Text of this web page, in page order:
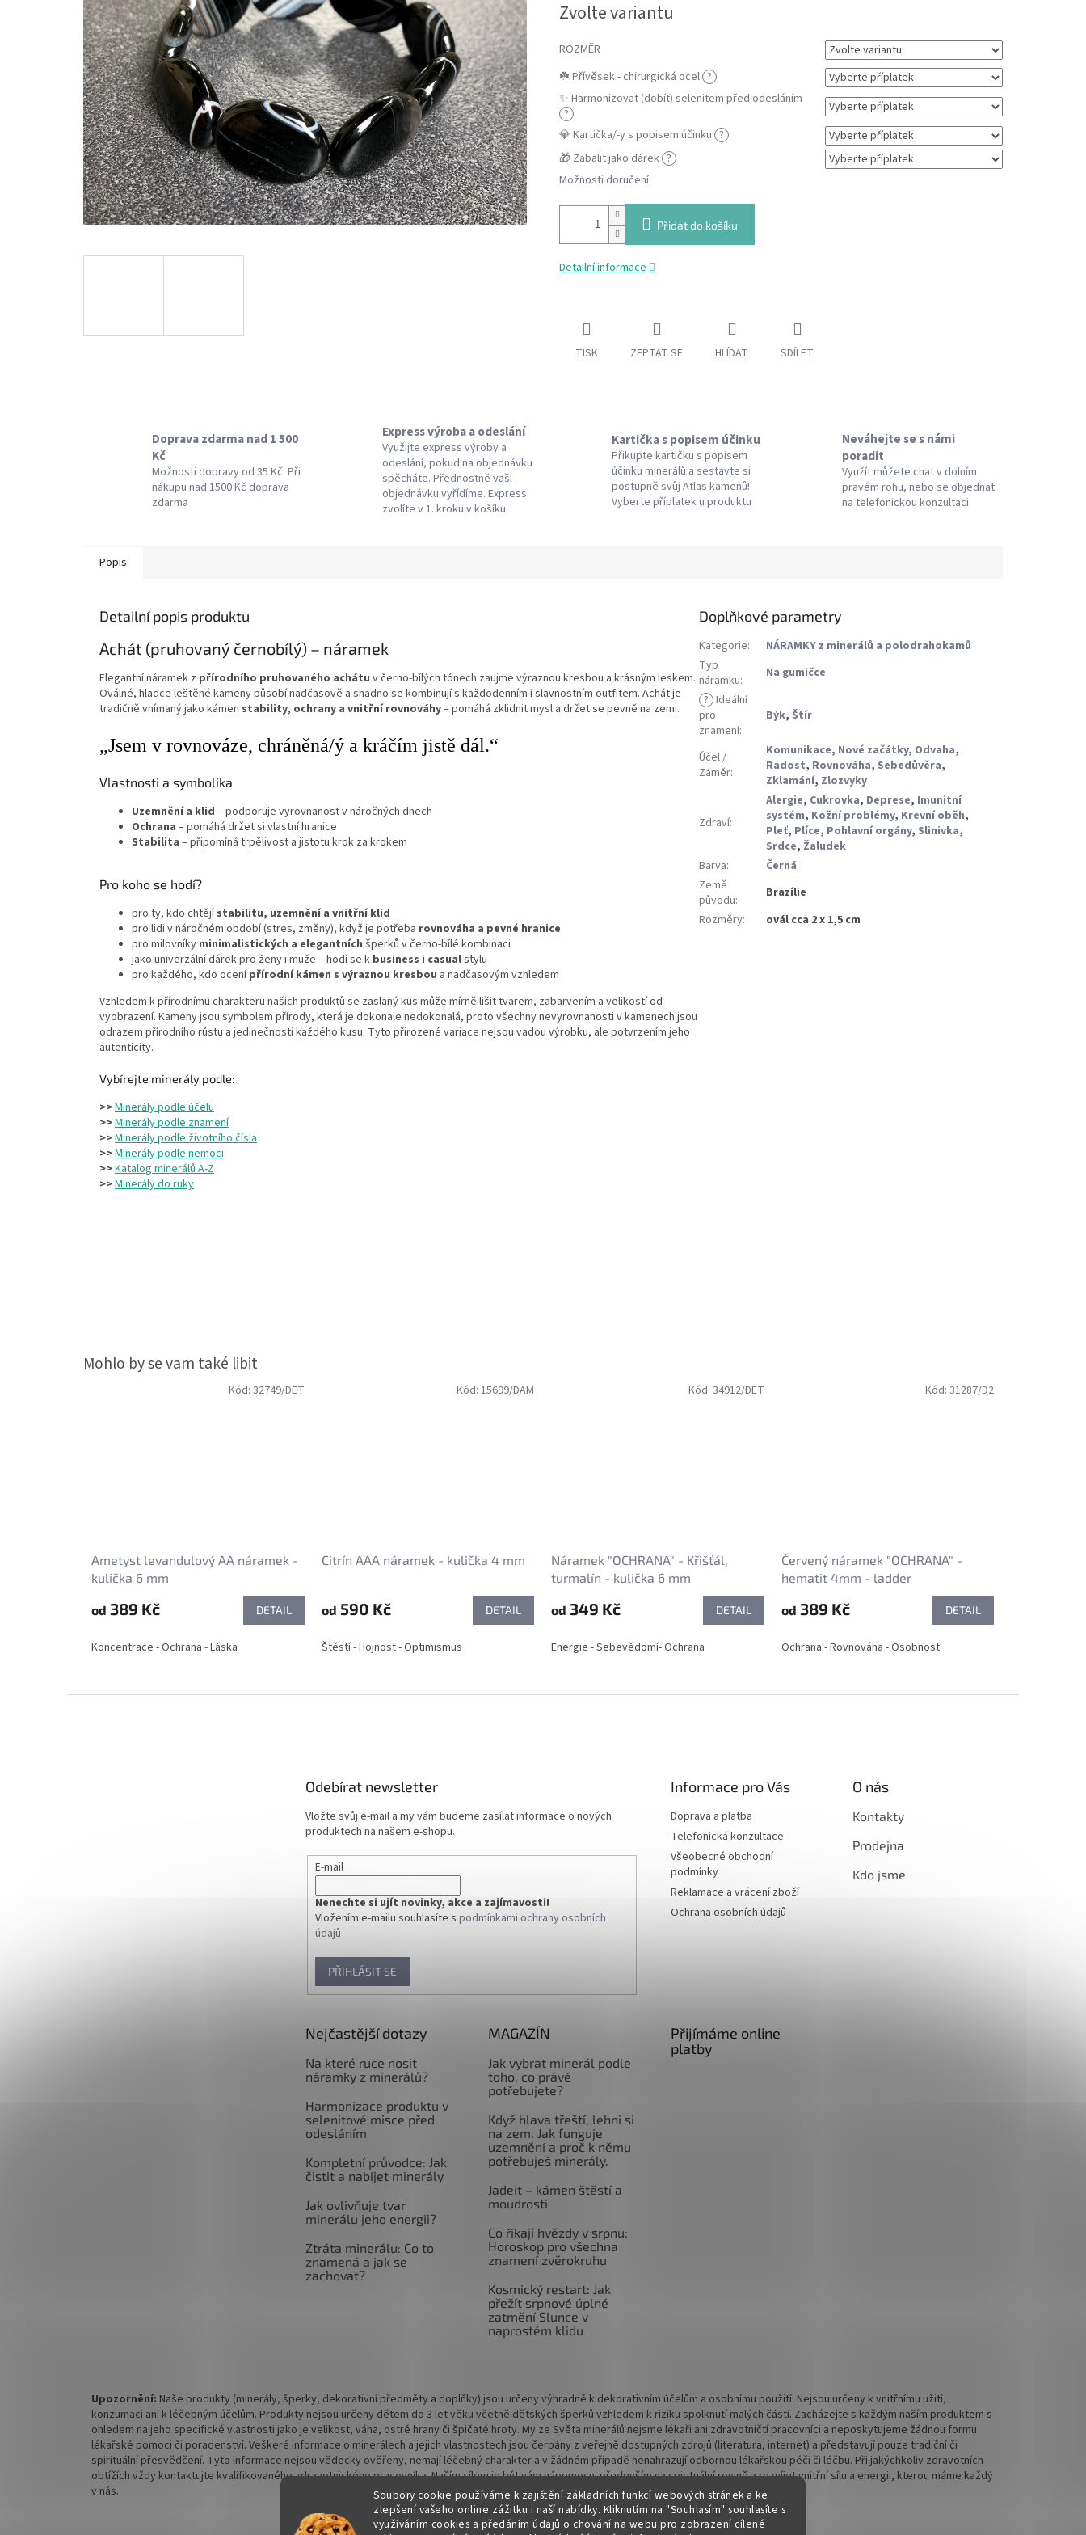
Soubory cookie používáme k zajištění základních funkcí webových stránek a ke
zlepšení vašeho online zážitku i naší nabídky. Kliknutím na "Souhlasím" souhlasíte s
využíváním cookies a předáním údajů o chování na webu pro zobrazení cílené
cena:
Zvolte variantu
ROZMĚR
☘️ Přívěsek - chirurgická ocel ?
✨ Harmonizovat (dobít) selenitem před odesláním
?
💎 Kartička/-y s popisem účinku ?
🎁 Zabalit jako dárek ?
Možnosti doručení
Přidat do košíku
Detailní informace
TISK ZEPTAT SE HLÍDAT SDÍLET
Doprava zdarma nad 1 500
Kč
Možnosti dopravy od 35 Kč. Při
nákupu nad 1500 Kč doprava
zdarma
Express výroba a odeslání
Využijte express výroby a
odeslání, pokud na objednávku
spěcháte. Přednostně vaši
objednávku vyřídíme. Express
zvolíte v 1. kroku v košíku
Kartička s popisem účinku
Přikupte kartičku s popisem
účinku minerálů a sestavte si
postupně svůj Atlas kamenů!
Vyberte příplatek u produktu
Neváhejte se s námi
poradit
Využít můžete chat v dolním
pravém rohu, nebo se objednat
na telefonickou konzultaci
Popis
Detailní popis produktu
Achát (pruhovaný černobílý) – náramek
Elegantní náramek z přírodního pruhovaného achátu v černo‑bílých tónech zaujme výraznou kresbou a krásným leskem.
Oválné, hladce leštěné kameny působí nadčasově a snadno se kombinují s každodenním i slavnostním outfitem. Achát je
tradičně vnímaný jako kámen stability, ochrany a vnitřní rovnováhy– pomáhá zklidnit mysl a držet se pevně na zemi.
„Jsem v rovnováze, chráněná/ý a kráčím jistě dál.“
Vlastnosti a symbolika
Uzemnění a klid – podporuje vyrovnanost v náročných dnech
Ochrana – pomáhá držet si vlastní hranice
Stabilita – připomíná trpělivost a jistotu krok za krokem
Pro koho se hodí?
pro ty, kdo chtějí stabilitu, uzemnění a vnitřní klid
pro lidi v náročném období (stres, změny), když je potřeba rovnováha a pevné hranice
pro milovníky minimalistických a elegantních šperků v černo‑bílé kombinaci
jako univerzální dárek pro ženy i muže – hodí se k business i casualstylu
pro každého, kdo ocení přírodní kámen s výraznou kresbou a nadčasovým vzhledem
Vzhledem k přírodnímu charakteru našich produktů se zaslaný kus může mírně lišit tvarem, zabarvením a velikostí od
vyobrazení. Kameny jsou symbolem přírody, která je dokonale nedokonalá, proto všechny nevyrovnanosti v kamenech jsou
odrazem přírodního růstu a jedinečnosti každého kusu. Tyto přirozené variace nejsou vadou výrobku, ale potvrzením jeho
autenticity.
Vybírejte minerály podle:
>>Minerály podle účelu
>>Minerály podle znamení
>>Minerály podle životního čísla
>>Minerály podle nemoci
>>Katalog minerálů A-Z
>>Minerály do ruky
Doplňkové parametry
Kategorie:
NÁRAMKY z minerálů a polodrahokamů
Typ
náramku:
Na gumičce
? Ideální
pro
znamení:
Býk, Štír
Účel /
Záměr:
Komunikace, Nové začátky, Odvaha,
Radost, Rovnováha, Sebedůvěra,
Zklamání, Zlozvyky
Zdraví:
Alergie, Cukrovka, Deprese, Imunitní
systém, Kožní problémy, Krevní oběh,
Pleť, Plíce, Pohlavní orgány, Slinivka,
Srdce, Žaludek
Barva:
Černá
Země
původu:
Brazílie
Rozměry: ovál cca 2 x 1,5 cm
Ametyst levandulový AA náramek -
kulička 6 mm
od 389 Kč DETAIL
Koncentrace - Ochrana - Láska
Kód: 32749/DET
Citrín AAA náramek - kulička 4 mm
od 590 Kč DETAIL
Štěstí - Hojnost - Optimismus
Kód: 15699/DAM
Náramek "OCHRANA" - Křišťál,
turmalín - kulička 6 mm
od 349 Kč DETAIL
Energie - Sebevědomí- Ochrana
Kód: 34912/DET
Červený náramek "OCHRANA" -
hematit 4mm - ladder
od 389 Kč DETAIL
Ochrana - Rovnováha - Osobnost
Kód: 31287/D2
Odebírat newsletter
Vložte svůj e-mail a my vám budeme zasílat informace o nových
produktech na našem e-shopu.
E-mail
Nenechte si ujít novinky, akce a zajímavosti!
Vložením e-mailu souhlasíte s podmínkami ochrany osobních
údajů
PŘIHLÁSIT SE
Informace pro Vás
Doprava a platba
Telefonická konzultace
Všeobecné obchodní
podmínky
Reklamace a vrácení zboží
Ochrana osobních údajů
O nás
Kontakty
Prodejna
Kdo jsme
Nejčastější dotazy
Na které ruce nosit
náramky z minerálů?
Harmonizace produktu v
selenitové misce před
odesláním
Kompletní průvodce: Jak
čistit a nabíjet minerály
Jak ovlivňuje tvar
minerálu jeho energii?
Ztráta minerálu: Co to
znamená a jak se
zachovat?
MAGAZÍN
Jak vybrat minerál podle
toho, co právě
potřebujete?
Když hlava třeští, lehni si
na zem. Jak funguje
uzemnění a proč k němu
potřebuješ minerály.
Jadeit – kámen štěstí a
moudrosti
Co říkají hvězdy v srpnu:
Horoskop pro všechna
znamení zvěrokruhu
Kosmický restart: Jak
přežít srpnové úplné
zatmění Slunce v
naprostém klidu
Přijímáme online
platby
Upozornění: Naše produkty (minerály, šperky, dekorativní předměty a doplňky) jsou určeny výhradně k dekorativním účelům a osobnímu použití. Nejsou určeny k vnitřnímu užití,
konzumaci ani k léčebným účelům. Produkty nejsou určeny dětem do 3 let věku včetně dětských šperků vzhledem k riziku spolknutí malých částí. Zacházejte s každým naším produktem s
ohledem na jeho specifické vlastnosti jako je velikost, váha, ostré hrany či špičaté hroty. My ze Světa minerálů nejsme lékaři ani zdravotničtí pracovníci a neposkytujeme žádnou formu
lékařské pomoci či poradenství. Veškeré informace o minerálech a jejich vlastnostech jsou čerpány z veřejně dostupných zdrojů (literatura, internet) a představují pouze tradiční či
spirituální přesvědčení. Tyto informace nejsou vědecky ověřeny, nemají léčebný charakter a v žádném případě nenahrazují odbornou lékařskou péči či léčbu. Při jakýchkoliv zdravotních
obtížích vždy kontaktujte kvalifikovaného zdravotnického pracovníka. Naším cílem je být vám nápomocni především na spirituální rovině a rozvíjet vnitřní sílu a energii, kterou máme každý
v nás.